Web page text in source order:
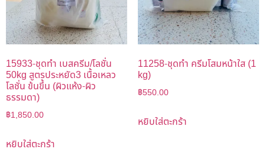
15933-ชุดทำ เบสครีม/โลชั่น
50kg สูตรประหยัด3 เนื้อเหลว
โลชั่น ข้นขึ้น (ผิวแห้ง-ผิว
ธรรมดา)
฿1,850.00
หยิบใส่ตะกร้า
11258-ชุดทำ ครีมโสมหน้าใส (1
kg)
฿550.00
หยิบใส่ตะกร้า